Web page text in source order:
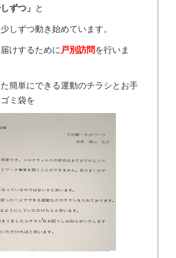
ずつ」 と
しずつ動き始めています。
けするために 戸別訪問を行いま
簡単にできる運動のチラシとお手
ミ袋を